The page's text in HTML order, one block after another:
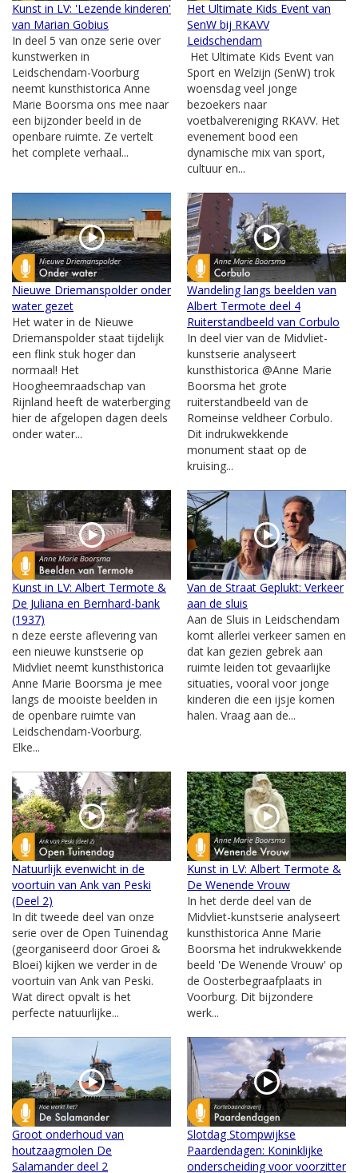
Kunst in LV: 'Lezende kinderen'
van Marian Gobius
In deel 5 van onze serie over
kunstwerken in
Leidschendam-Voorburg
neemt kunsthistorica Anne
Marie Boorsma ons mee naar
een bijzonder beeld in de
openbare ruimte. Ze vertelt
het complete verhaal...
Het Ultimate Kids Event van
SenW bij RKAVV
Leidschendam
Het Ultimate Kids Event van
Sport en Welzijn (SenW) trok
woensdag veel jonge
bezoekers naar
voetbalvereniging RKAVV. Het
evenement bood een
dynamische mix van sport,
cultuur en...
Nieuwe Driemanspolder onder
water gezet
Het water in de Nieuwe
Driemanspolder staat tijdelijk
een flink stuk hoger dan
normaal! Het
Hoogheemraadschap van
Rijnland heeft de waterberging
hier de afgelopen dagen deels
onder water...
Wandeling langs beelden van
Albert Termote deel 4
Ruiterstandbeeld van Corbulo
In deel vier van de Midvliet-
kunstserie analyseert
kunsthistorica @Anne Marie
Boorsma het grote
ruiterstandbeeld van de
Romeinse veldheer Corbulo.
Dit indrukwekkende
monument staat op de
kruising...
Kunst in LV: Albert Termote &
De Juliana en Bernhard-bank
(1937)
n deze eerste aflevering van
een nieuwe kunstserie op
Midvliet neemt kunsthistorica
Anne Marie Boorsma je mee
langs de mooiste beelden in
de openbare ruimte van
Leidschendam-Voorburg.
Elke...
Van de Straat Geplukt: Verkeer
aan de sluis
Aan de Sluis in Leidschendam
komt allerlei verkeer samen en
dat kan gezien gebrek aan
ruimte leiden tot gevaarlijke
situaties, vooral voor jonge
kinderen die een ijsje komen
halen. Vraag aan de...
Natuurlijk evenwicht in de
voortuin van Ank van Peski
(Deel 2)
In dit tweede deel van onze
serie over de Open Tuinendag
(georganiseerd door Groei &
Bloei) kijken we verder in de
voortuin van Ank van Peski.
Wat direct opvalt is het
perfecte natuurlijke...
Kunst in LV: Albert Termote &
De Wenende Vrouw
In het derde deel van de
Midvliet-kunstserie analyseert
kunsthistorica Anne Marie
Boorsma het indrukwekkende
beeld 'De Wenende Vrouw' op
de Oosterbegraafplaats in
Voorburg. Dit bijzondere
werk...
Groot onderhoud van
houtzaagmolen De
Salamander deel 2
Slotdag Stompwijkse
Paardendagen: Koninklijke
onderscheiding voor voorzitter